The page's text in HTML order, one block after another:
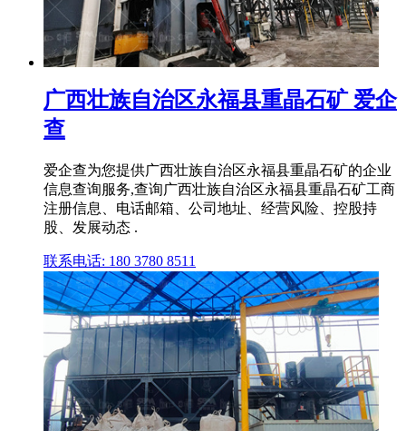
广西壮族自治区永福县重晶石矿 爱企
查
爱企查为您提供广西壮族自治区永福县重晶石矿的企业
信息查询服务,查询广西壮族自治区永福县重晶石矿工商
注册信息、电话邮箱、公司地址、经营风险、控股持
股、发展动态 .
联系电话: 180 3780 8511